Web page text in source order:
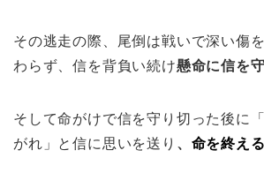
その逃走の際、尾倒は戦いで深い傷
わらず、信を背負い続け懸命に信を
そして命がけで信を守り切った後に
がれ」と信に思いを送り 、 命を終え